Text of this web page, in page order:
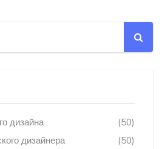
дизайна
(50)
дизайнера
(50)